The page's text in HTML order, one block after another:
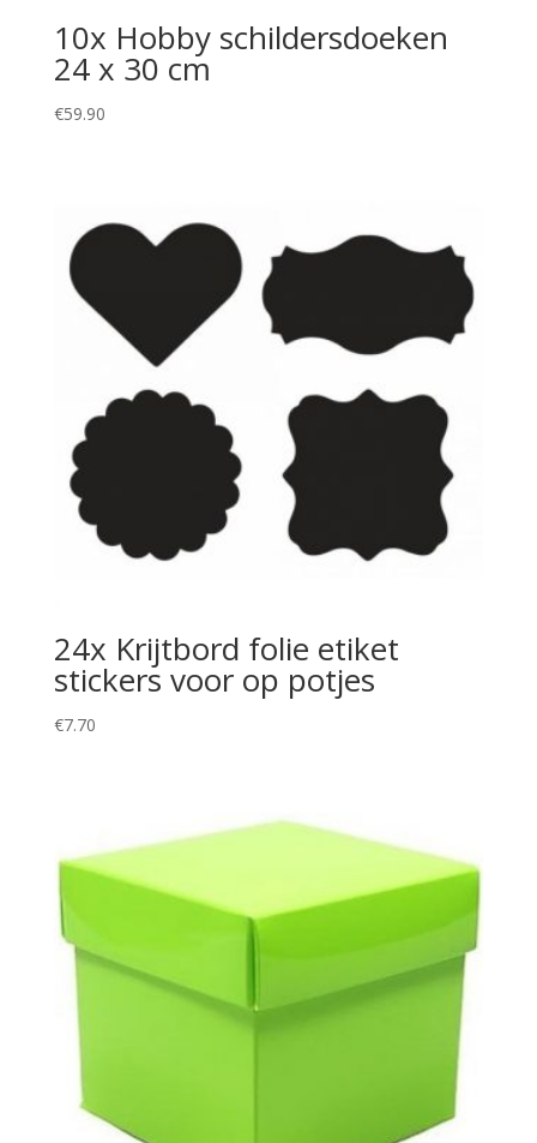
10x Hobby schildersdoeken
24 x 30 cm
€59.90
24x Krijtbord folie etiket
stickers voor op potjes
€7.70